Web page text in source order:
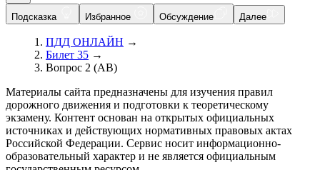
Подсказка
Избранное Обсуждение Далее
ПДД ОНЛАЙН →
Билет 35 →
Вопрос 2 (AB)
Материалы сайта предназначены для изучения правил
дорожного движения и подготовки к теоретическому
экзамену. Контент основан на открытых официальных
источниках и действующих нормативных правовых актах
Российской Федерации. Сервис носит информационно-
образовательный характер и не является официальным